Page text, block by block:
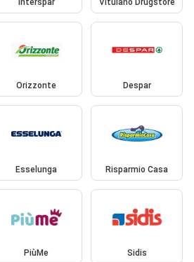
Interspar Vitulano Drugstore
Orizzonte Despar
Esselunga Risparmio Casa
PiùMe Sidis